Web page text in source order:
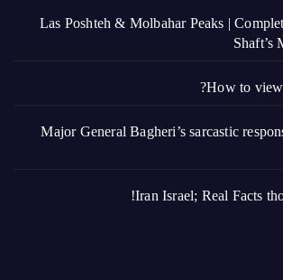
Las Poshteh & Molbahar Peaks |
Shaft’s
How to view
Major General Bagheri’s sarcastic
Iran Israel; Real Facts